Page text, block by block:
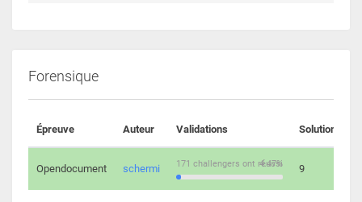
Forensique
Épreuve Auteur Validations Solutions
Opendocument schermi 4.47%
171 challengers ont réussi 9